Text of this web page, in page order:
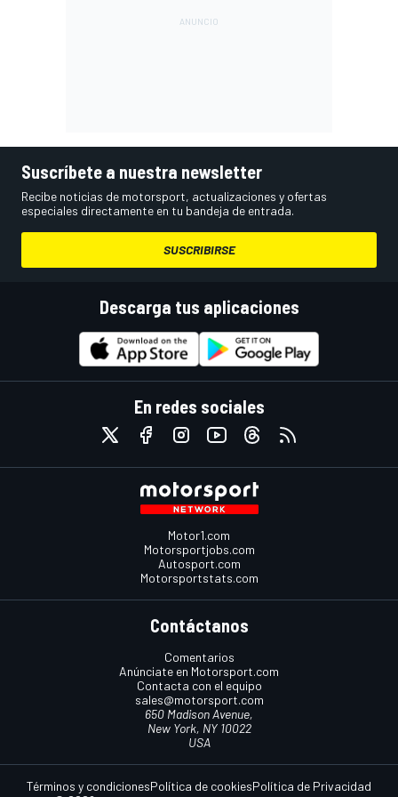
Suscríbete a nuestra newsletter
Recibe noticias de motorsport, actualizaciones y ofertas
especiales directamente en tu bandeja de entrada.
SUSCRIBIRSE
Descarga tus aplicaciones
En redes sociales
Motor1.com
Motorsportjobs.com
Autosport.com
Motorsportstats.com
Contáctanos
Comentarios
Anúnciate en Motorsport.com
Contacta con el equipo
sales@motorsport.com
650 Madison Avenue,
New York, NY 10022
USA
Términos y condicionesPolítica de cookiesPolítica de Privacidad